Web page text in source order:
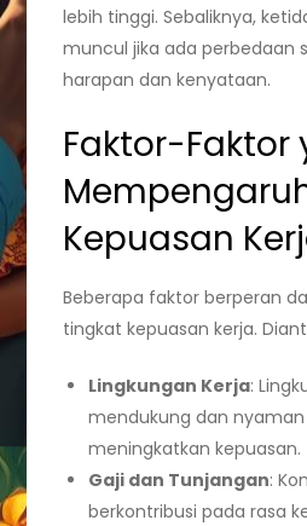
lebih tinggi. Sebaliknya,
muncul jika ada perbedaan
harapan dan kenyataan.
Faktor-Faktor
Kepuasan
Beberapa faktor berperan
tingkat kepuasan kerja.
Lingkungan Kerja:
mendukung dan
meningkatkan kepuasan.
Gaji dan Tunjangan:
berkontribusi pada rasa